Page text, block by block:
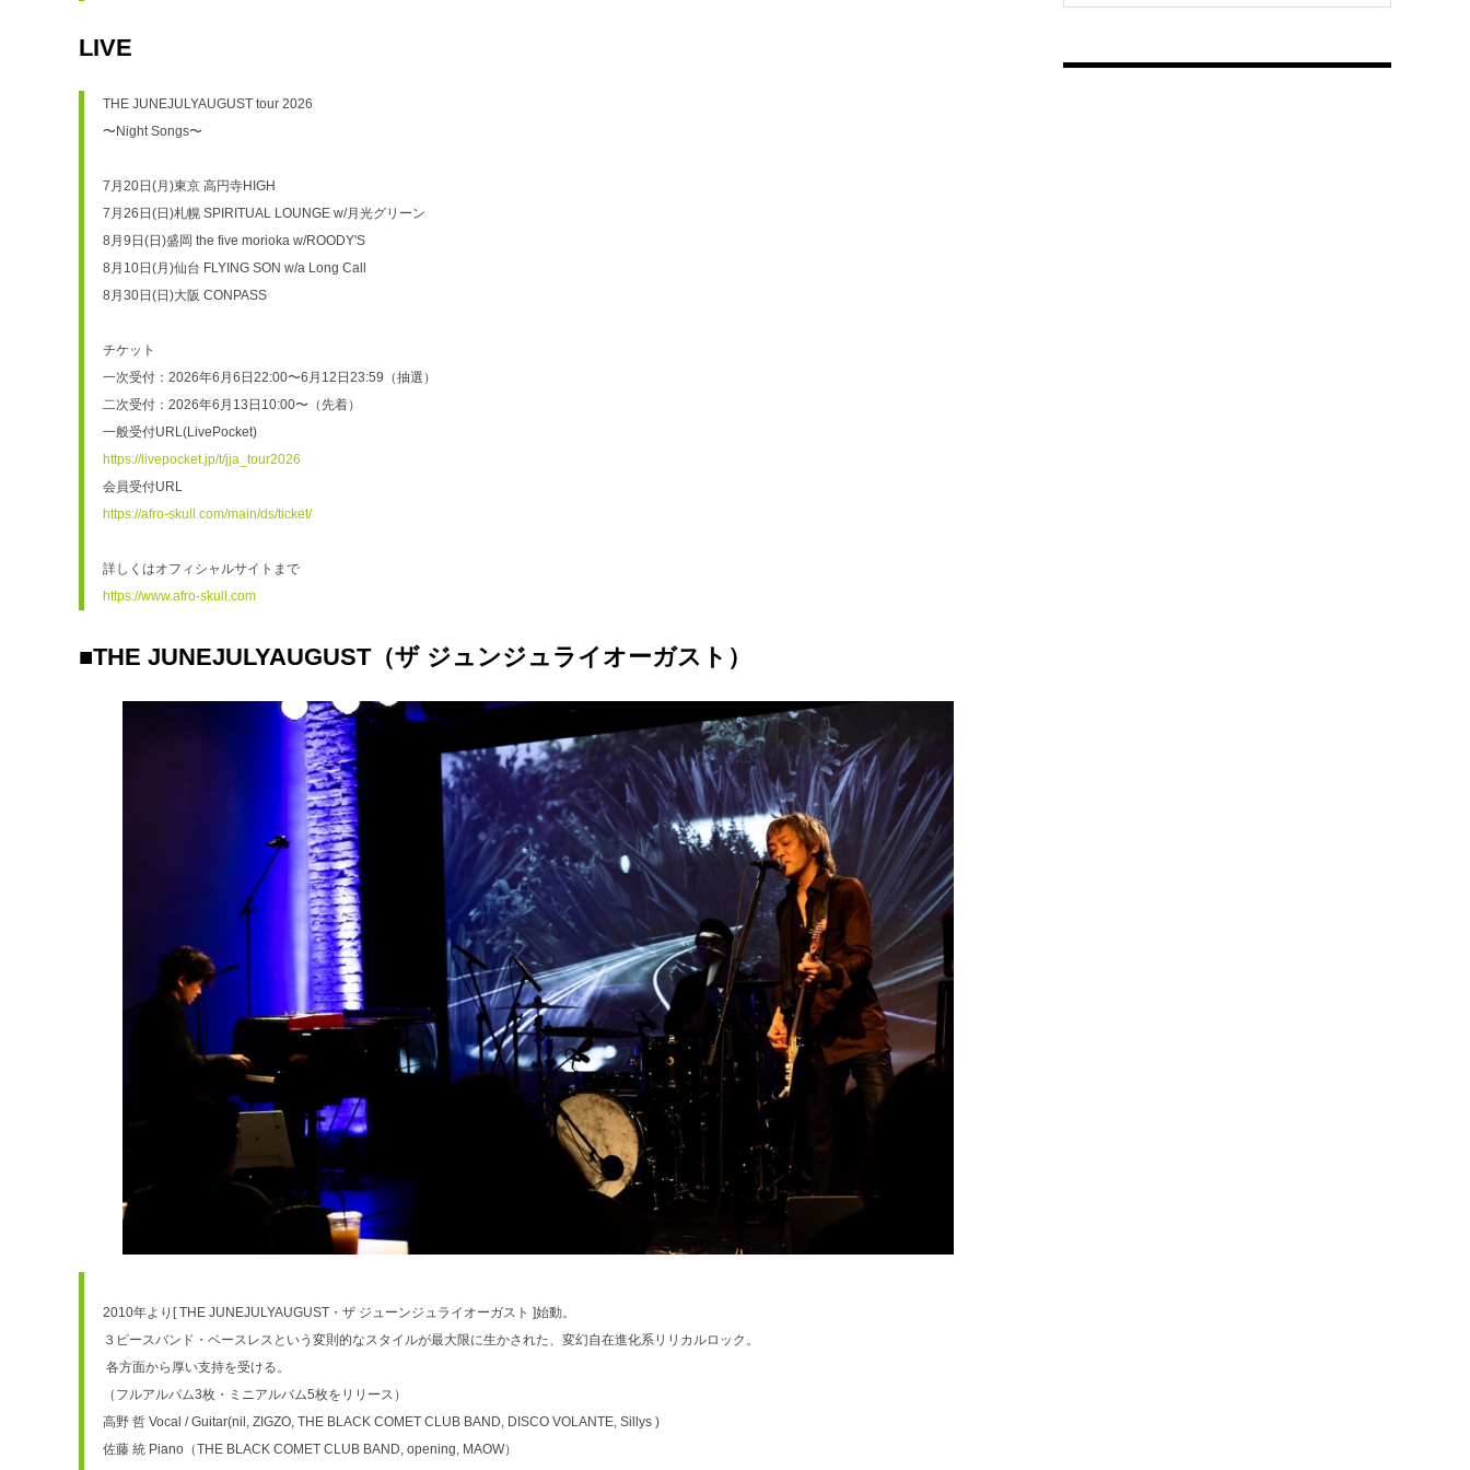
LIVE
THE JUNEJULYAUGUST tour 2026
〜Night Songs〜
7月20日(月)東京 高円寺HIGH
7月26日(日)札幌 SPIRITUAL LOUNGE w/月光グリーン
8月9日(日)盛岡 the five morioka w/ROODY'S
8月10日(月)仙台 FLYING SON w/a Long Call
8月30日(日)大阪 CONPASS
チケット
一次受付：2026年6月6日22:00〜6月12日23:59（抽選）
二次受付：2026年6月13日10:00〜（先着）
一般受付URL(LivePocket)
https://livepocket.jp/t/jja_tour2026
会員受付URL
https://afro-skull.com/main/ds/ticket/
詳しくはオフィシャルサイトまで
https://www.afro-skull.com
■THE JUNEJULYAUGUST（ザ ジュンジュライオーガスト）
2010年より[ THE JUNEJULYAUGUST・ザ ジューンジュライオーガスト ]始動。
３ピースバンド・ベースレスという変則的なスタイルが最大限に生かされた、変幻自在進化系リリカルロック。
各方面から厚い支持を受ける。
（フルアルバム3枚・ミニアルバム5枚をリリース）
高野 哲 Vocal / Guitar(nil, ZIGZO, THE BLACK COMET CLUB BAND, DISCO VOLANTE, Sillys )
佐藤 統 Piano（THE BLACK COMET CLUB BAND, opening, MAOW）